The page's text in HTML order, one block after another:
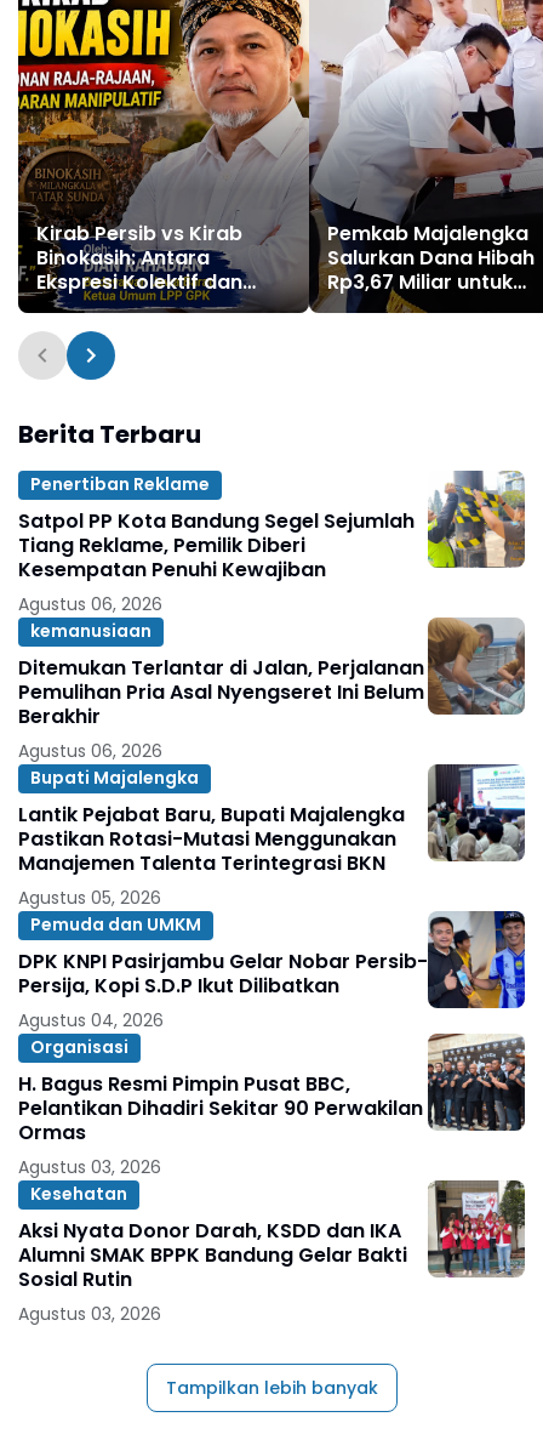
Kirab Persib vs Kirab
Binokasih: Antara
Ekspresi Kolektif dan
Simbolisme Politik
Pemkab Majalengka
Salurkan Dana Hibah
Rp3,67 Miliar untuk
Delapan Partai Politik
Berita Terbaru
Penertiban Reklame
Satpol PP Kota Bandung Segel Sejumlah
Tiang Reklame, Pemilik Diberi
Kesempatan Penuhi Kewajiban
Agustus 06, 2026
kemanusiaan
Ditemukan Terlantar di Jalan, Perjalanan
Pemulihan Pria Asal Nyengseret Ini Belum
Berakhir
Agustus 06, 2026
Bupati Majalengka
Lantik Pejabat Baru, Bupati Majalengka
Pastikan Rotasi-Mutasi Menggunakan
Manajemen Talenta Terintegrasi BKN
Agustus 05, 2026
Pemuda dan UMKM
DPK KNPI Pasirjambu Gelar Nobar Persib-
Persija, Kopi S.D.P Ikut Dilibatkan
Agustus 04, 2026
Organisasi
H. Bagus Resmi Pimpin Pusat BBC,
Pelantikan Dihadiri Sekitar 90 Perwakilan
Ormas
Agustus 03, 2026
Kesehatan
Aksi Nyata Donor Darah, KSDD dan IKA
Alumni SMAK BPPK Bandung Gelar Bakti
Sosial Rutin
Agustus 03, 2026
Tampilkan lebih banyak